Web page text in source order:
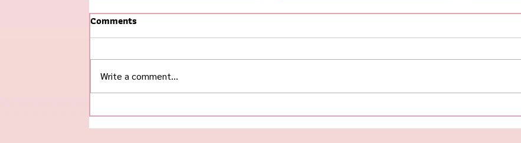
ทำไม HealthTech Start-up
ไทย จึงยากจะไปถึง Unicorn
Metaverse วงการแพทย์ในโลก
เสมือนจริง
โลกร้
วันอวส
Comments
Write a comment...